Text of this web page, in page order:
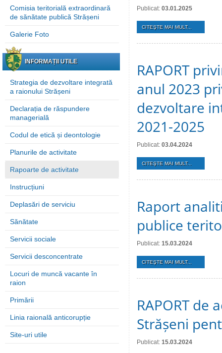
Comisia teritorială extraordinară
de sănătate publică Strășeni
Galerie Foto
INFORMAȚII UTILE
Strategia de dezvoltare integrată
a raionului Strășeni
Declarația de răspundere
managerială
Codul de etică și deontologie
Planurile de activitate
Rapoarte de activitate
Instrucțiuni
Deplasări de serviciu
Sănătate
Servicii sociale
Servicii desconcentrate
Locuri de muncă vacante în
raion
Primării
Linia raională anticorupție
Site-uri utile
Publicat: 03.01.2025
CITEŞTE MAI MULT...
RAPORT
anul 2023
dezvoltare
2021-2025
Publicat: 03.04.2024
CITEŞTE MAI MULT...
Raport
publice
Publicat: 15.03.2024
CITEŞTE MAI MULT...
RAPORT de
Strășeni
Publicat: 15.03.2024